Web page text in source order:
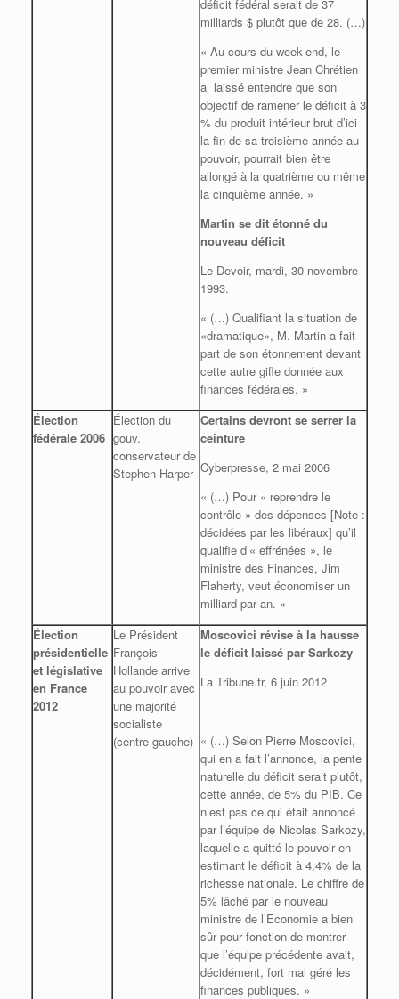
déficit fédéral serait de 37
milliards $ plutôt que de 28. (…)
« Au cours du week-end, le
premier ministre Jean Chrétien
a laissé entendre que son
objectif de ramener le déficit à 3
% du produit intérieur brut d’ici
la fin de sa troisième année au
pouvoir, pourrait bien être
allongé à la quatrième ou même
la cinquième année. »
Martin se dit étonné du
nouveau déficit
Le Devoir, mardi, 30 novembre
1993.
« (…) Qualifiant la situation de
«dramatique», M. Martin a fait
part de son étonnement devant
cette autre gifle donnée aux
finances fédérales. »
Élection
fédérale 2006
Élection du
gouv.
conservateur de
Stephen Harper
Certains devront se serrer la
ceinture
Cyberpresse, 2 mai 2006
« (…) Pour « reprendre le
contrôle » des dépenses [Note :
décidées par les libéraux] qu’il
qualifie d’« effrénées », le
ministre des Finances, Jim
Flaherty, veut économiser un
milliard par an. »
Élection
présidentielle
et législative
en France
2012
Le Président
François
Hollande arrive
au pouvoir avec
une majorité
socialiste
(centre-gauche)
Moscovici révise à la hausse
le déficit laissé par Sarkozy
La Tribune.fr, 6 juin 2012
« (…) Selon Pierre Moscovici,
qui en a fait l’annonce, la pente
naturelle du déficit serait plutôt,
cette année, de 5% du PIB. Ce
n’est pas ce qui était annoncé
par l’équipe de Nicolas Sarkozy,
laquelle a quitté le pouvoir en
estimant le déficit à 4,4% de la
richesse nationale. Le chiffre de
5% lâché par le nouveau
ministre de l’Economie a bien
sûr pour fonction de montrer
que l’équipe précédente avait,
décidément, fort mal géré les
finances publiques. »